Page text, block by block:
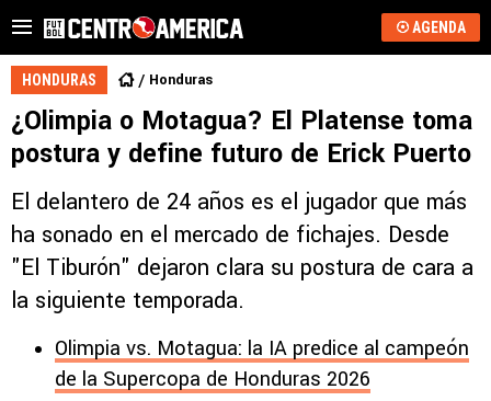
AGENDA
HONDURAS Honduras
¿Olimpia o Motagua? El Platense toma
postura y define futuro de Erick Puerto
El delantero de 24 años es el jugador que más
ha sonado en el mercado de fichajes. Desde
"El Tiburón" dejaron clara su postura de cara a
la siguiente temporada.
Olimpia vs. Motagua: la IA predice al campeón
de la Supercopa de Honduras 2026